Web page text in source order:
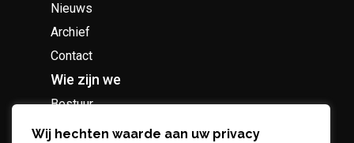
Nieuws
Archief
Contact
Wie zijn we
Bestuur
Geschiedenis
Wij hechten waarde aan uw privacy